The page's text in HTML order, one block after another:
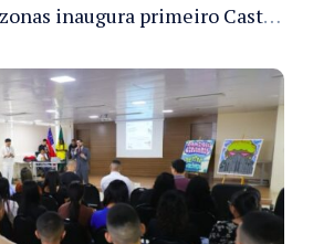
Governo do Amazonas inaugura primeiro Castramóvel Fluvial para atendimento veterinário às comunidades ribeirinhas e castração gratuita